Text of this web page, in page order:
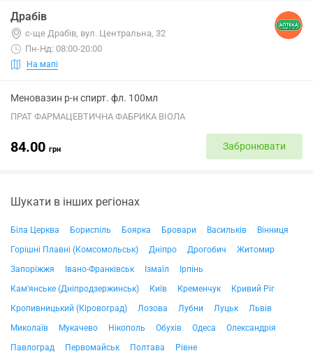
Драбів
с-ще Драбів, вул. Центральна, 32
Пн-Нд: 08:00-20:00
На мапі
Меновазин р-н спирт. фл. 100мл
ПРАТ ФАРМАЦЕВТИЧНА ФАБРИКА ВІОЛА
84.00 грн Забронювати
Шукати в інших регіонах
Біла Церква Бориспіль Боярка Бровари Васильків
Вінниця
Горішні Плавні (Комсомольськ)
Дніпро Дрогобич
Житомир
Запоріжжя
Івано-Франківськ Ізмаїл
Ірпінь
Кам'янське (Дніпродзержинськ)
Київ Кременчук
Кривий Ріг
Кропивницький (Кіровоград)
Лозова Лубни Луцьк
Львів
Миколаїв
Мукачево Нікополь Обухів Одеса
Олександрія
Павлоград
Первомайськ Полтава
Рівне